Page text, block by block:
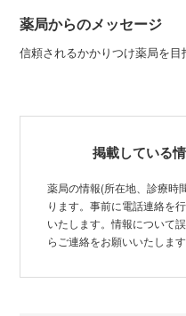
薬局からのメッセージ
信頼されるかかりつけ薬局を目
掲載している
薬局の情報(所在地、診療時
ります。事前に電話連絡を
いたします。情報について
らご連絡をお願いいたします